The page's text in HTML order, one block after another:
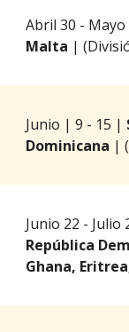
Abril 30 - Mayo
Malta |
Junio | 9 - 15 |
Dominicana |
Junio 22 - Julio
República
Ghana,